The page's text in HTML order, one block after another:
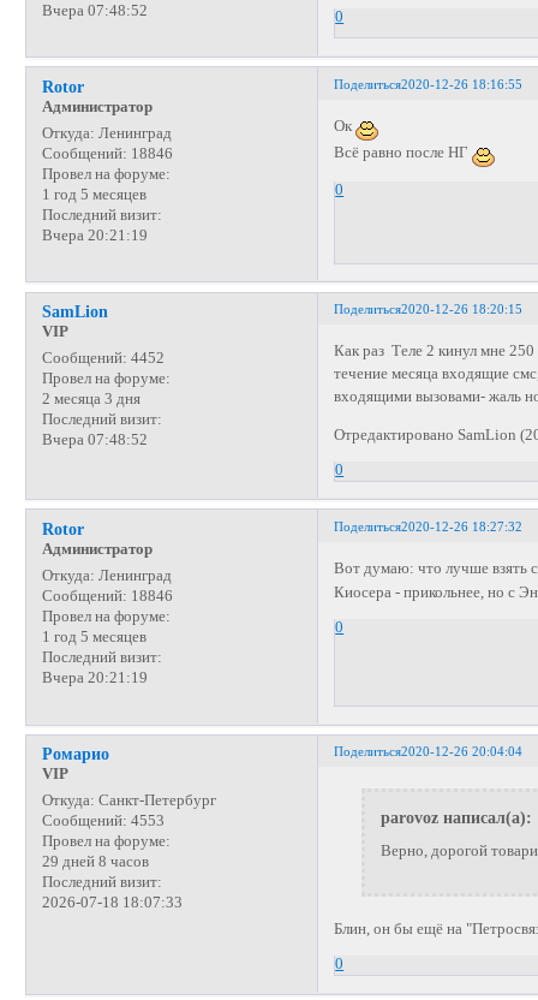
Вчера 07:48:52
0
Поделиться2020-12-26 18:16:55
Rotor
Администратор
Откуда: Ленинград
Сообщений: 18846
Провел на форуме:
1 год 5 месяцев
Последний визит:
Вчера 20:21:19
Ок
Всё равно после НГ
0
Поделиться2020-12-26 18:20:15
SamLion
VIP
Сообщений: 4452
Провел на форуме:
2 месяца 3 дня
Последний визит:
Вчера 07:48:52
Как раз Теле 2 кинул мне
течение месяца входящие
входящими вызовами- жаль
Отредактировано SamLion
0
Поделиться2020-12-26 18:27:32
Rotor
Администратор
Откуда: Ленинград
Сообщений: 18846
Провел на форуме:
1 год 5 месяцев
Последний визит:
Вчера 20:21:19
Вот думаю: что лучше взять
Киосера - прикольнее, но с
0
Поделиться2020-12-26 20:04:04
Ромарио
VIP
Откуда: Санкт-Петербург
Сообщений: 4553
Провел на форуме:
29 дней 8 часов
Последний визит:
2026-07-18 18:07:33
parovoz написал(а):
Верно, дорогой
Блин, он бы ещё на
0